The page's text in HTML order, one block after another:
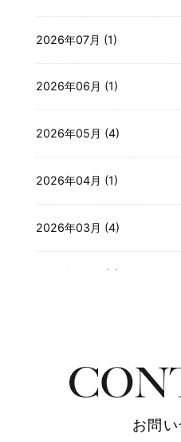
2026年07月 (1)
2026年06月 (1)
2026年05月 (4)
2026年04月 (1)
2026年03月 (4)
2026年02月 (2)
2025年11月 (4)
お問